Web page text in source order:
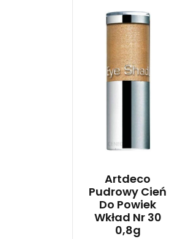
Artdeco
Pudrowy Cień
Do Powiek
Wkład Nr 30
0,8g